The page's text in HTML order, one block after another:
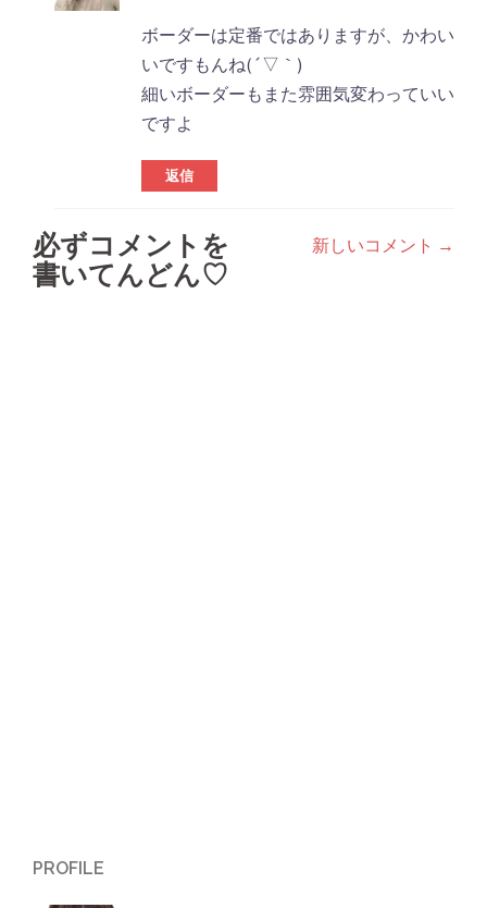
ボーダーは定番ではありますが、かわい
いですもんね(´▽｀)
細いボーダーもまた雰囲気変わっていい
ですよ
返信
コ
メ
新しいコメント →
必ずコメントを
書いてんどん♡
PROFILE